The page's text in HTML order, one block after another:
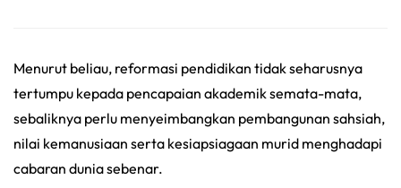
Menurut beliau, reformasi pendidikan tidak seharusnya
tertumpu kepada pencapaian akademik semata-mata,
sebaliknya perlu menyeimbangkan pembangunan sahsiah,
nilai kemanusiaan serta kesiapsiagaan murid menghadapi
cabaran dunia sebenar.